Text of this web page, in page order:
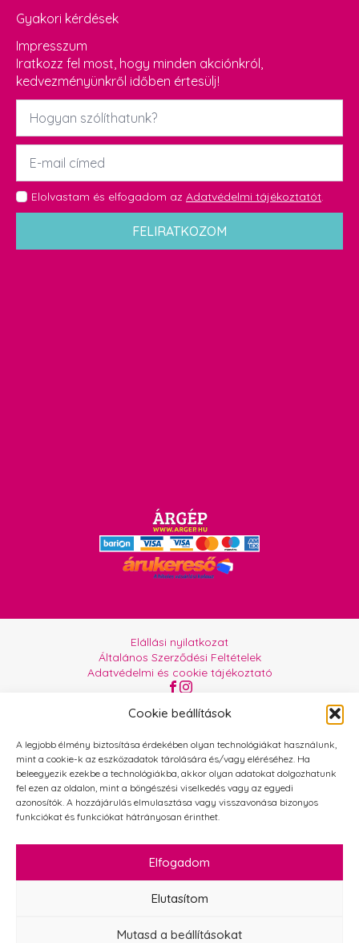
Cookie beállítások
A legjobb élmény biztosítása érdekében olyan technológiákat használunk,
mint a cookie-k az eszközadatok tárolására és/vagy eléréséhez. Ha
beleegyezik ezekbe a technológiákba, akkor olyan adatokat dolgozhatunk
fel ezen az oldalon, mint a böngészési viselkedés vagy az egyedi
azonosítók. A hozzájárulás elmulasztása vagy visszavonása bizonyos
funkciókat és funkciókat hátrányosan érinthet.
Elfogadom
Elutasítom
Mutasd a beállításokat
Gyakori kérdések
Impresszum
Iratkozz fel most, hogy minden akciónkról,
kedvezményünkről időben értesülj!
Név
Email
GDPR
*
Elolvastam és elfogadom az Adatvédelmi tájékoztatót
FELIRATKOZOM
Elállási nyilatkozat
Általános Szerződési Feltételek
Adatvédelmi és cookie tájékoztató